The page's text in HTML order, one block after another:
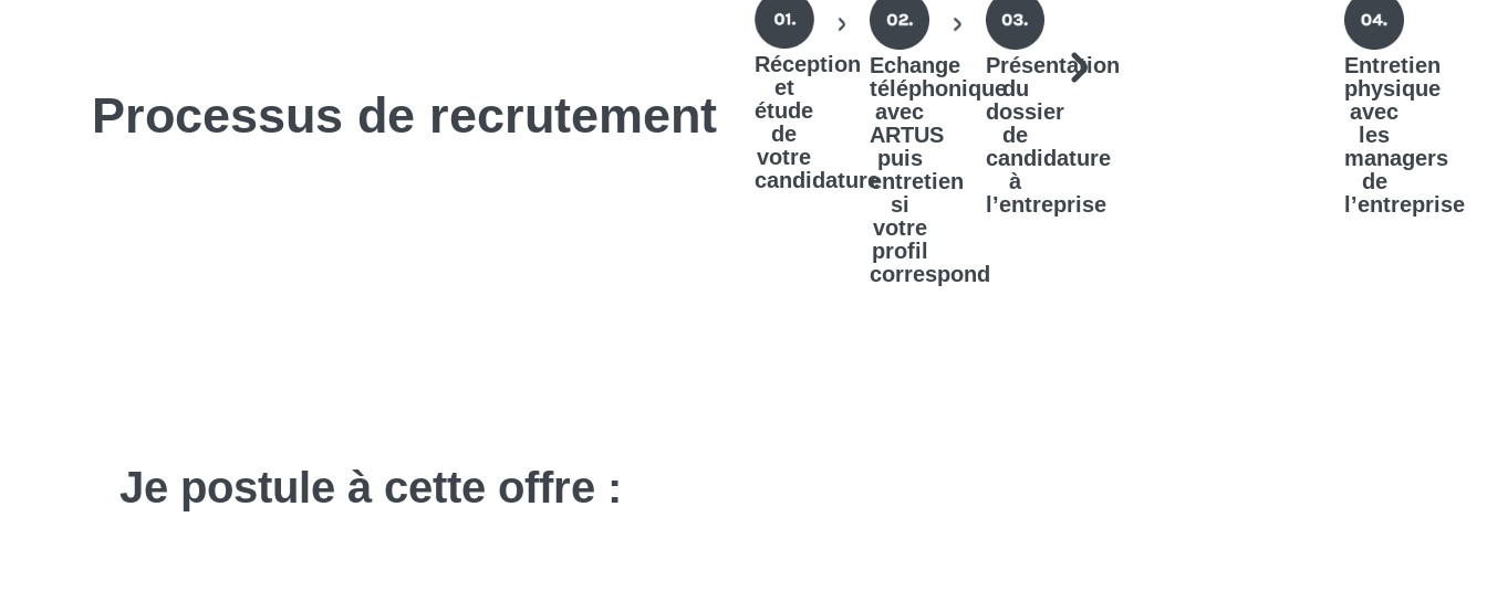
Processus de recrutement
Réception
et
étude
de
votre
candidature
Echange
téléphonique
avec
ARTUS
puis
entretien
si
votre
profil
correspond
Présentation
du
dossier
de
candidature
à
l’entreprise
Entretien
physique
avec
les
managers
de
l’entreprise
Je postule à cette offre :